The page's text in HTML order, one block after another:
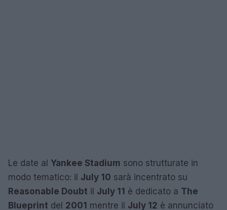
Le date al Yankee Stadium sono strutturate in
modo tematico: il July 10 sarà incentrato su
Reasonable Doubt il July 11 è dedicato a The
Blueprint del 2001 mentre il July 12 è annunciato